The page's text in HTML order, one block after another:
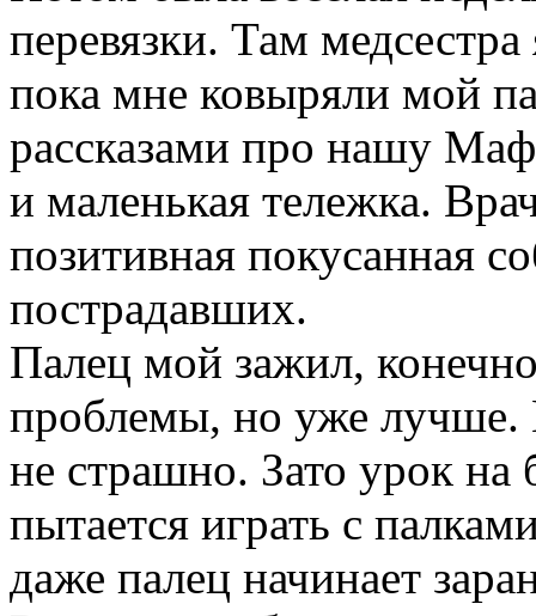
перевязки. Там
пока мне ковыряли мой
рассказами про нашу
и маленькая тележка.
позитивная покусанная
пострадавших.
Палец мой зажил,
проблемы, но уже лучше.
не страшно. Зато урок
пытается играть с
даже палец начинает